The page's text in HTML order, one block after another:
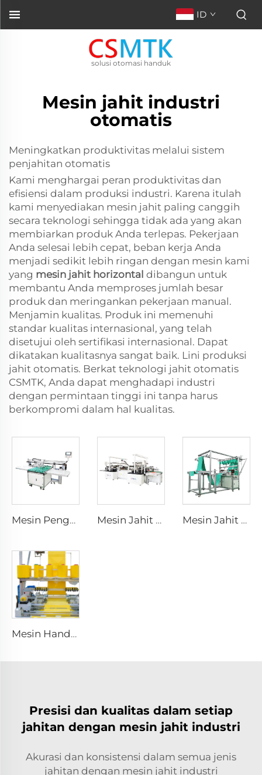
ID
solusi otomasi handuk
Mesin jahit industri
otomatis
Meningkatkan produktivitas melalui sistem
penjahitan otomatis
Kami menghargai peran produktivitas dan
efisiensi dalam produksi industri. Karena itulah
kami menyediakan mesin jahit paling canggih
secara teknologi sehingga tidak ada yang akan
membiarkan produk Anda terlepas. Pekerjaan
Anda selesai lebih cepat, beban kerja Anda
menjadi sedikit lebih ringan dengan mesin kami
yang mesin jahit horizontal dibangun untuk
membantu Anda memproses jumlah besar
produk dan meringankan pekerjaan manual.
Menjamin kualitas. Produk ini memenuhi
standar kualitas internasional, yang telah
disetujui oleh sertifikasi internasional. Dapat
dikatakan kualitasnya sangat baik. Lini produksi
jahit otomatis. Berkat teknologi jahit otomatis
CSMTK, Anda dapat menghadapi industri
dengan permintaan tinggi ini tanpa harus
berkompromi dalam hal kualitas.
Mesin Pengumpul dan Menyusun Handuk Tangan Otomatis untuk Garis Produksi Penjahitan Handuk Otomatis Mesin Jahit Handuk Horizontal Otomatis Mesin Handuk Rajut Tenun dan Lusi Mesin Jahit Microfiber Full Otomatis Mesin Jahit Panjang Otomatis Handuk Microfiber Berkecepatan Tinggi Mesin Jahit Handuk Otomatis dengan Jahitan Memanjang
Mesin Handuk Jahit Panjang Otomatis Mesin Jahit Otomatis Berjajar Mesin Handuk Mikrofiber Otomatis
Presisi dan kualitas dalam setiap
jahitan dengan mesin jahit industri
Akurasi dan konsistensi dalam semua jenis
jahitan dengan mesin jahit industri